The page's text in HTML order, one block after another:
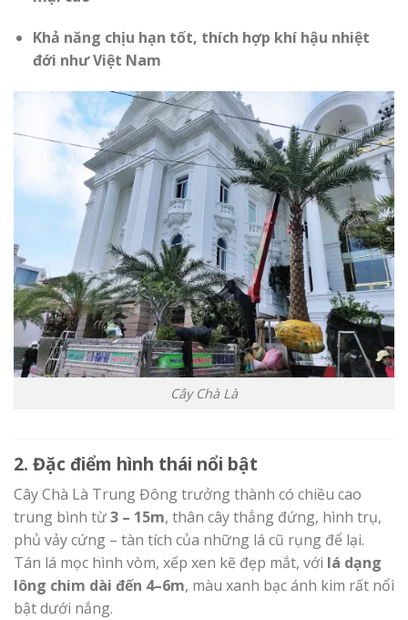
Khả năng chịu hạn tốt, thích hợp khí hậu nhiệt
đới như Việt Nam
Cây Chà Là
2. Đặc điểm hình thái nổi bật
Cây Chà Là Trung Đông trưởng thành có chiều cao
trung bình từ3 – 15m, thân cây thẳng đứng, hình trụ,
phủ vảy cứng – tàn tích của những lá cũ rụng để lại.
Tán lá mọc hình vòm, xếp xen kẽ đẹp mắt, với lá dạng
lông chim dài đến 4–6m, màu xanh bạc ánh kim rất nổi
bật dưới nắng.